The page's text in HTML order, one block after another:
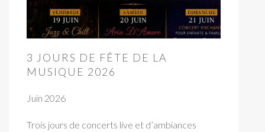
3 JOURS DE FÊTE DE LA
MUSIQUE 2026
Juin 2026
Trois jours de concerts live et d’ambiances